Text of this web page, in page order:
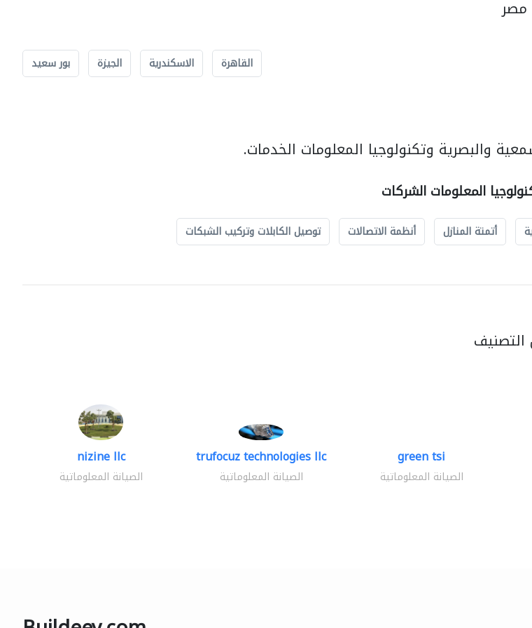
القاهرة الاسكندرية الجيزة بور سعيد
والبصرية وتكنولوجيا المعلومات الخدمات.
المعلومات الشركات
أتمتة المنازل أنظمة الاتصالات توصيل الكابلات وتركيب الشبكات
nizine llc
الصيانة المعلوماتية
trufocuz technologies llc
الصيانة المعلوماتية
green tsi
الصيانة المعلوماتية